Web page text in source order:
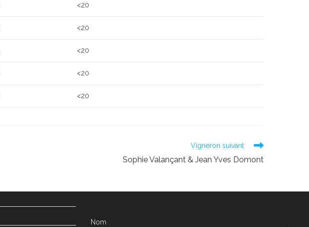
<20
<20
<20
<20
<20
Vigneron suivant
Sophie Valançant & Jean Yves Domont
Nom